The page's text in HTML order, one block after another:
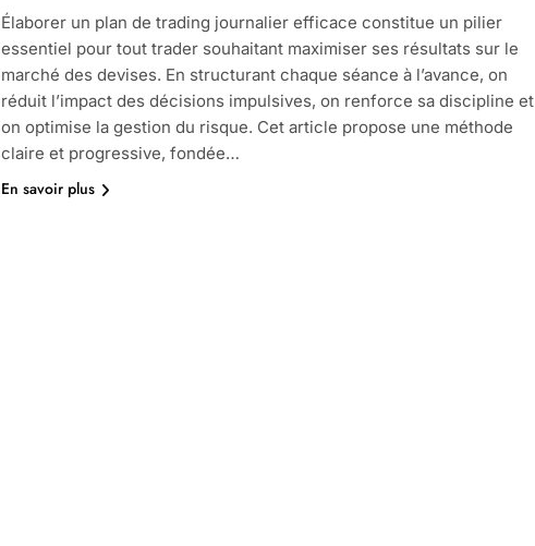
Élaborer un plan de trading journalier efficace constitue un pilier
essentiel pour tout trader souhaitant maximiser ses résultats sur le
marché des devises. En structurant chaque séance à l’avance, on
réduit l’impact des décisions impulsives, on renforce sa discipline et
on optimise la gestion du risque. Cet article propose une méthode
claire et progressive, fondée…
En savoir plus